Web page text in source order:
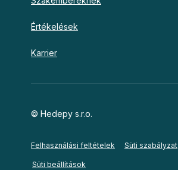
Értékelések
Karrier
© Hedepy s.r.o.
Felhasználási feltételek Süti szabályzat
Süti beállítások